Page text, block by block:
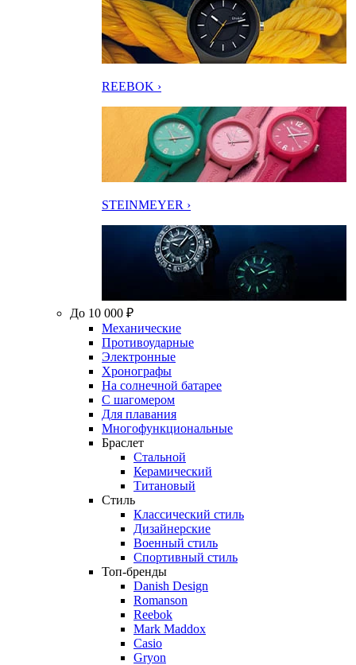
REEBOK ›
STEINMEYER ›
До 10 000 ₽
Механические
Противоударные
Электронные
Хронографы
На солнечной батарее
С шагомером
Для плавания
Многофункциональные
Браслет
Стальной
Керамический
Титановый
Стиль
Классический стиль
Дизайнерские
Военный стиль
Спортивный стиль
Топ-бренды
Danish Design
Romanson
Reebok
Mark Maddox
Casio
Gryon